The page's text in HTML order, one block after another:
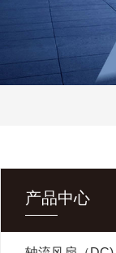
产品中心